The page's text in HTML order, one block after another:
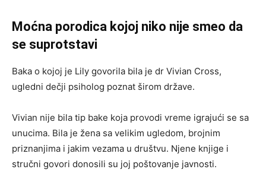
Moćna porodica kojoj niko nije smeo da
se suprotstavi
Baka o kojoj je Lily govorila bila je dr Vivian Cross,
ugledni dečji psiholog poznat širom države.
Vivian nije bila tip bake koja provodi vreme igrajući se sa
unucima. Bila je žena sa velikim ugledom, brojnim
priznanjima i jakim vezama u društvu. Njene knjige i
stručni govori donosili su joj poštovanje javnosti.